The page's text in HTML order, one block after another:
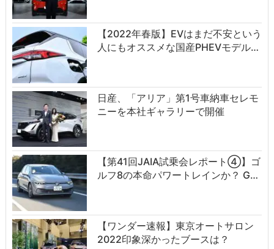
【2022年春版】EVはまだ不安という
人にもオススメな国産PHEVモデル…
日産、「アリア」第1号車納車セレモ
ニーを本社ギャラリーで開催
【第41回JAIA試乗会レポート④】ゴ
ルフ8の本命パワートレインか？ G…
【ワンダー速報】東京オートサロン
2022印象深かったブースは？